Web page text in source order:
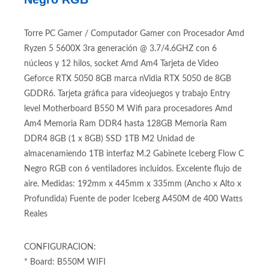
Videojuegos Ryzen 5 5600X DDR4 8GB
Negro RGB
Torre PC Gamer / Computador Gamer con Procesador Amd
Ryzen 5 5600X 3ra generación @ 3.7/4.6GHZ con 6
núcleos y 12 hilos, socket Amd Am4 Tarjeta de Video
Geforce RTX 5050 8GB marca nVidia RTX 5050 de 8GB
GDDR6. Tarjeta gráfica para videojuegos y trabajo Entry
level Motherboard B550 M Wifi para procesadores Amd
Am4 Memoria Ram DDR4 hasta 128GB Memoria Ram
DDR4 8GB (1 x 8GB) SSD 1TB M2 Unidad de
almacenamiendo 1TB interfaz M.2 Gabinete Iceberg Flow C
Negro RGB con 6 ventiladores incluidos. Excelente flujo de
Profundida) Fuente de poder Iceberg A450M de 400 Watts
Reales